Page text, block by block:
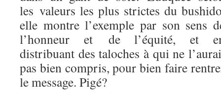
les valeurs les plus strictes du
elle montre l’exemple par son sens
l’honneur et de l’équité, et
distribuant des taloches à qui ne
pas bien compris, pour bien faire
le message. Pigé?